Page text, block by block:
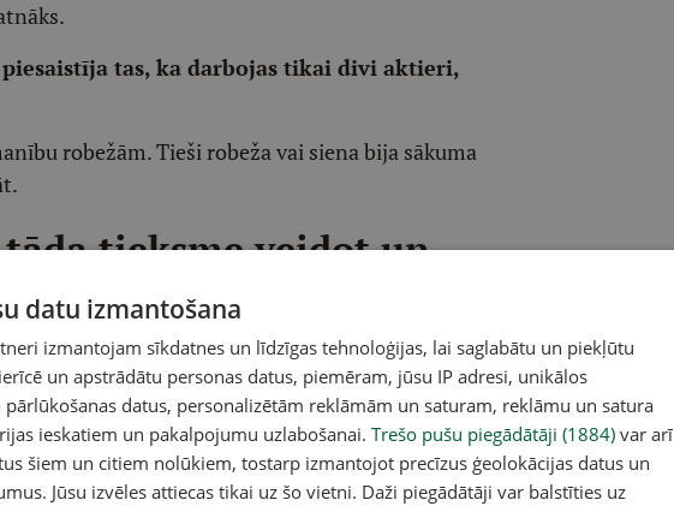
tas, ka darbojas tikai divi aktieri,
robežām. Tieši robeža vai siena bija sākuma
tieksme veidot un
laikā mums arī
par to domājot,
veidu, kā par šo runāt
veidojas starp brāļiem.
datu izmantošana
izmantojam sīkdatnes un līdzīgas tehnoloģijas, lai saglabātu un piekļūtu
un apstrādātu personas datus, piemēram, jūsu IP adresi, unikālos
datus, personalizētām reklāmām un saturam, reklāmu un satura
ieskatiem un pakalpojumu uzlabošanai. Trešo pušu piegādātāji (1884) var arī
šiem un citiem nolūkiem, tostarp izmantojot precīzus ģeolokācijas datus un
Jūsu izvēles attiecas tikai uz šo vietni. Daži piegādātāji var balstīties uz